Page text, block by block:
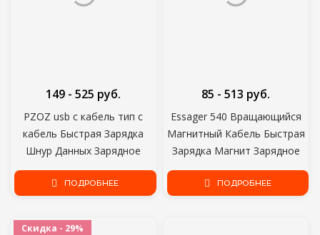
PZOZ usb c кабель тип c
кабель Быстрая Зарядка
Шнур Данных Зарядное
Устройство usb кабель c Для
Samsung s10 s9 A51 xiaomi mi
149 - 525 руб.
ПОДРОБНЕЕ
Essager 540 Вращающийся
Магнитный Кабель Быстрая
Зарядка Магнит Зарядное
Устройство Micro USB Type C
Кабель Мобильный Телефон
85 - 513 руб.
ПОДРОБНЕЕ
Скидка - 29%